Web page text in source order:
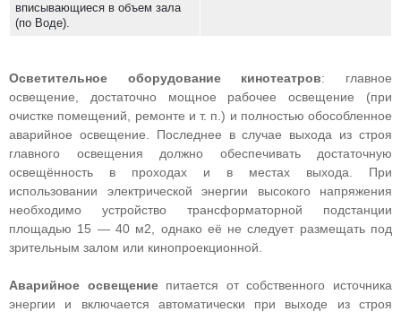
вписывающиеся в объем зала
(по Воде).
Осветительное оборудование кинотеатров: главное
освещение, достаточно мощное рабочее освещение (при
очистке помещений, ремонте и т. п.) и полностью обособленное
аварийное освещение. Последнее в случае выхода из строя
главного освещения должно обеспечивать достаточную
освещённость в проходах и в местах выхода. При
использовании электрической энергии высокого напряжения
необходимо устройство трансформаторной подстанции
площадью 15 — 40 м2, однако её не следует размещать под
зрительным залом или кинопроекционной.
Аварийное освещениепитается от собственного источника
энергии и включается автоматически при выходе из строя